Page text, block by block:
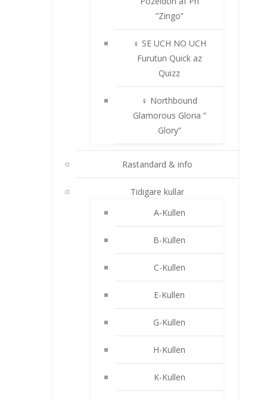
”Zingo”
♀ SE UCH NO UCH
Furutun Quick az
Quizz
♀ Northbound
Glamorous Gloria ”
Glory”
Rastandard & info
Tidigare kullar
A-Kullen
B-Kullen
C-Kullen
E-Kullen
G-Kullen
H-Kullen
K-Kullen